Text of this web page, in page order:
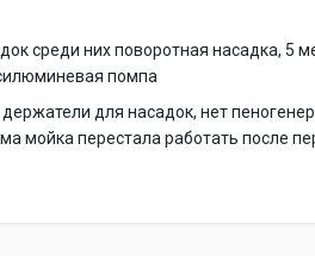
среди них поворотная насадка, 5
помпа
для насадок, нет
мойка перестала работать после